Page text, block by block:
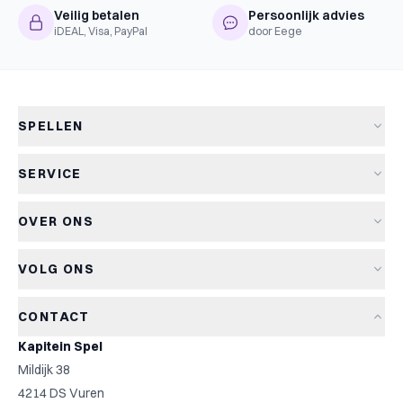
Veilig betalen
iDEAL, Visa, PayPal
Persoonlijk advies
door Eege
SPELLEN
Nieuwe spellen
Kinderspellen
Top 10
SERVICE
Retourneren
OVER ONS
Het Kapiteinsspel
Spelregels
Contact
VOLG ONS
CONTACT
Kapitein Spel
Mildijk 38
4214 DS Vuren